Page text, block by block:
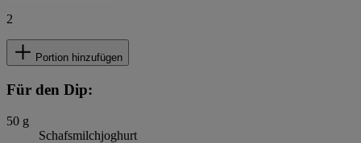
2
Portion hinzufügen
Für den Dip:
50 g
Schafsmilchjoghurt